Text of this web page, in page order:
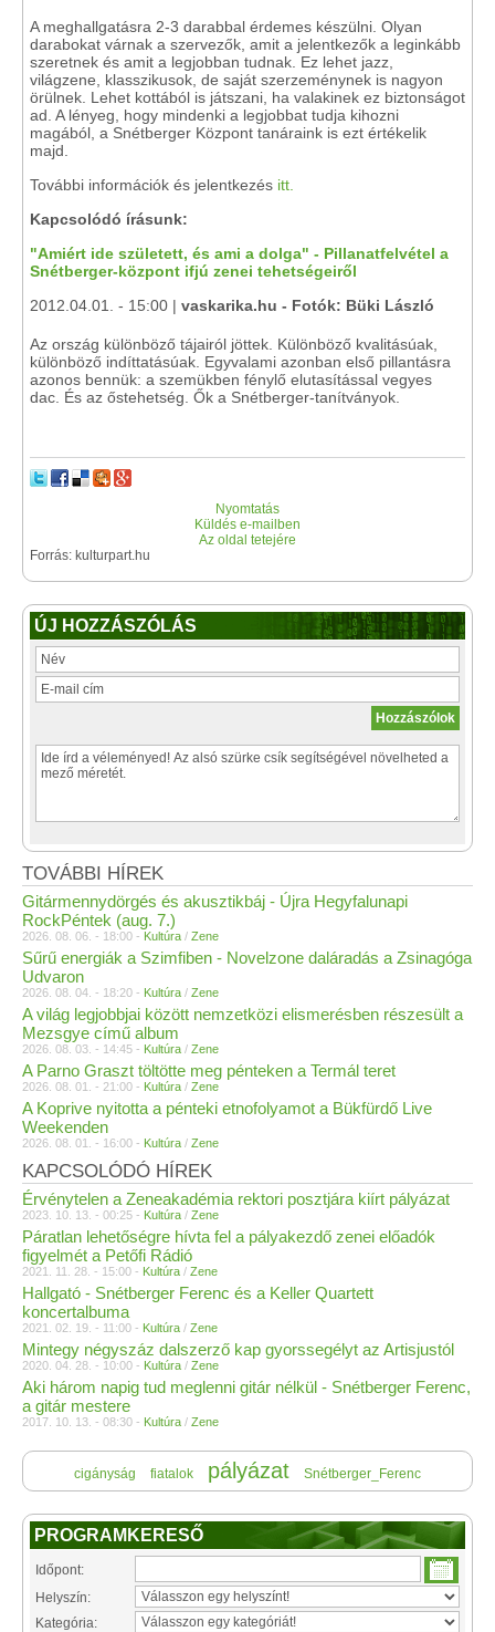
A meghallgatásra 2-3 darabbal érdemes készülni. Olyan
darabokat várnak a szervezők, amit a jelentkezők a leginkább
szeretnek és amit a legjobban tudnak. Ez lehet jazz,
világzene, klasszikusok, de saját szerzeménynek is nagyon
örülnek. Lehet kottából is játszani, ha valakinek ez biztonságot
ad. A lényeg, hogy mindenki a legjobbat tudja kihozni
magából, a Snétberger Központ tanáraink is ezt értékelik
majd.
További információk és jelentkezés itt.
Kapcsolódó írásunk:
"Amiért ide született, és ami a dolga" - Pillanatfelvétel a
Snétberger-központ ifjú zenei tehetségeiről
2012.04.01. - 15:00 | vaskarika.hu - Fotók: Büki László
Az ország különböző tájairól jöttek. Különböző kvalitásúak,
különböző indíttatásúak. Egyvalami azonban első pillantásra
azonos bennük: a szemükben fénylő elutasítással vegyes
dac. És az őstehetség. Ők a Snétberger-tanítványok.
Nyomtatás
Küldés e-mailben
Az oldal tetejére
Forrás: kulturpart.hu
ÚJ HOZZÁSZÓLÁS
TOVÁBBI HÍREK
Gitármennydörgés és akusztikbáj - Újra Hegyfalunapi
RockPéntek (aug. 7.)
2026. 08. 06. - 18:00 - Kultúra / Zene
Sűrű energiák a Szimfiben - Novelzone daláradás a Zsinagóga
Udvaron
2026. 08. 04. - 18:20 - Kultúra / Zene
A világ legjobbjai között nemzetközi elismerésben részesült a
Mezsgye című album
2026. 08. 03. - 14:45 - Kultúra / Zene
A Parno Graszt töltötte meg pénteken a Termál teret
2026. 08. 01. - 21:00 - Kultúra / Zene
A Koprive nyitotta a pénteki etnofolyamot a Bükfürdő Live
Weekenden
2026. 08. 01. - 16:00 - Kultúra / Zene
KAPCSOLÓDÓ HÍREK
Érvénytelen a Zeneakadémia rektori posztjára kiírt pályázat
2023. 10. 13. - 00:25 - Kultúra / Zene
Páratlan lehetőségre hívta fel a pályakezdő zenei előadók
figyelmét a Petőfi Rádió
2021. 11. 28. - 15:00 - Kultúra / Zene
Hallgató - Snétberger Ferenc és a Keller Quartett
koncertalbuma
2021. 02. 19. - 11:00 - Kultúra / Zene
Mintegy négyszáz dalszerző kap gyorssegélyt az Artisjustól
2020. 04. 28. - 10:00 - Kultúra / Zene
Aki három napig tud meglenni gitár nélkül - Snétberger Ferenc,
a gitár mestere
2017. 10. 13. - 08:30 - Kultúra / Zene
cigányság fiatalok pályázat Snétberger_Ferenc
PROGRAMKERESŐ
Időpont:
Helyszín:
Kategória: